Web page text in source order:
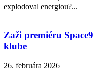
explodoval energiou?...
Zaži premiéru
klube
26. februára 2026